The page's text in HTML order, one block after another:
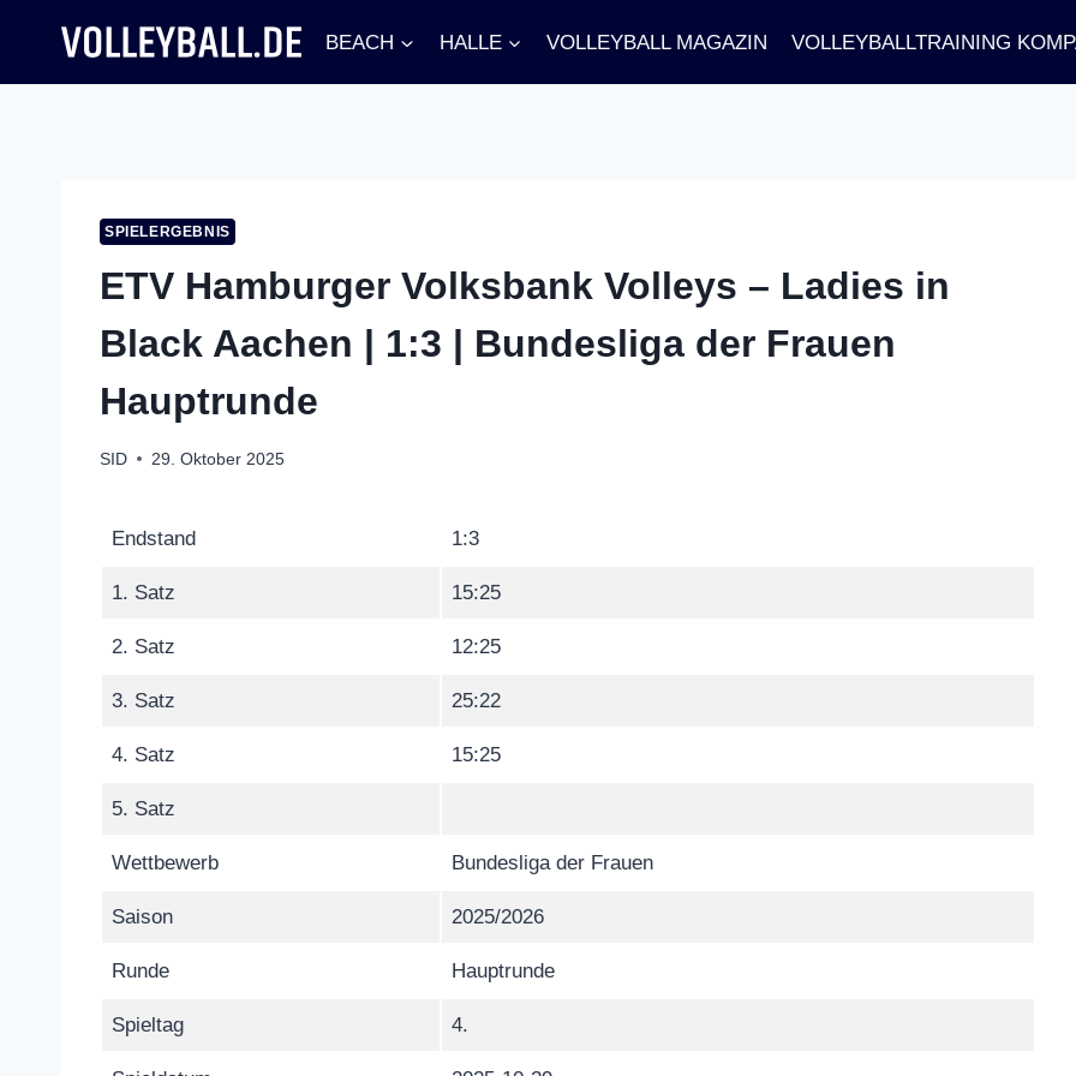
springen
BEACH HALLE VOLLEYBALL MAGAZIN VOLLEYBALLTRAINING
SPIELERGEBNIS
ETV Hamburger Volksbank Volleys – Ladies in
Black Aachen | 1:3 | Bundesliga der Frauen
Hauptrunde
SID 29. Oktober 2025
Endstand 1:3
1. Satz 15:25
2. Satz 12:25
3. Satz 25:22
4. Satz 15:25
5. Satz
Wettbewerb Bundesliga der Frauen
Saison 2025/2026
Runde Hauptrunde
Spieltag 4.